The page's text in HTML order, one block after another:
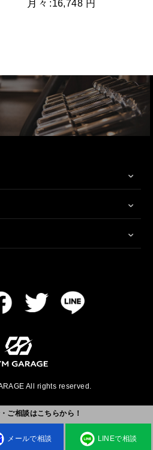
月々 :16,748 円
All rights reserved.
ご相談はこちらから！
メールで相談 LINEで相談